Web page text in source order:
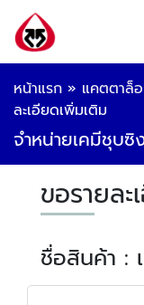
หน้าแรก » แคตตาล็
ละเอียดเพิ่มเติม
จำหน่ายเคมีชุบซิ
ขอรายล
ชื่อสินค้า :